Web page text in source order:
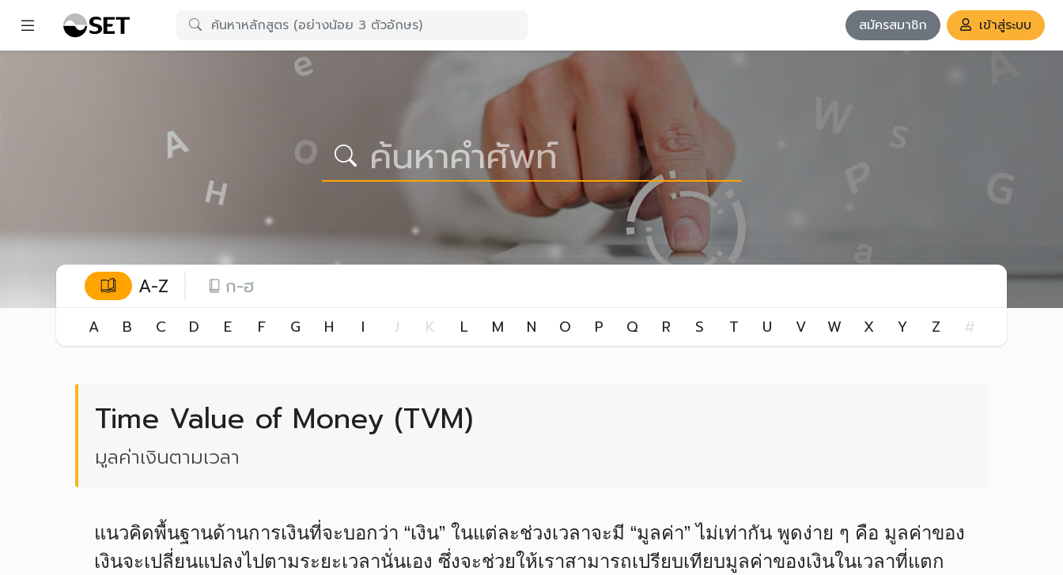
สมัครสมาชิก เข้าสู่ระบบ
A-Z ก-ฮ
A B C D E F G H I J K L M N O P Q R S T U V W X Y Z #
Time Value of Money (TVM)
มูลค่าเงินตามเวลา
แนวคิดพื้นฐานด้านการเงินที่จะบอกว่า “เงิน” ในแต่ละช่วงเวลาจะมี “มูลค่า”ไม่เท่ากัน พูดง่าย ๆ คือ มูลค่าของ
เงินจะเปลี่ยนแปลงไปตามระยะเวลานั่นเอง ซึ่งจะช่วยให้เราสามารถเปรียบเทียบมูลค่าของเงินในเวลาที่แตก